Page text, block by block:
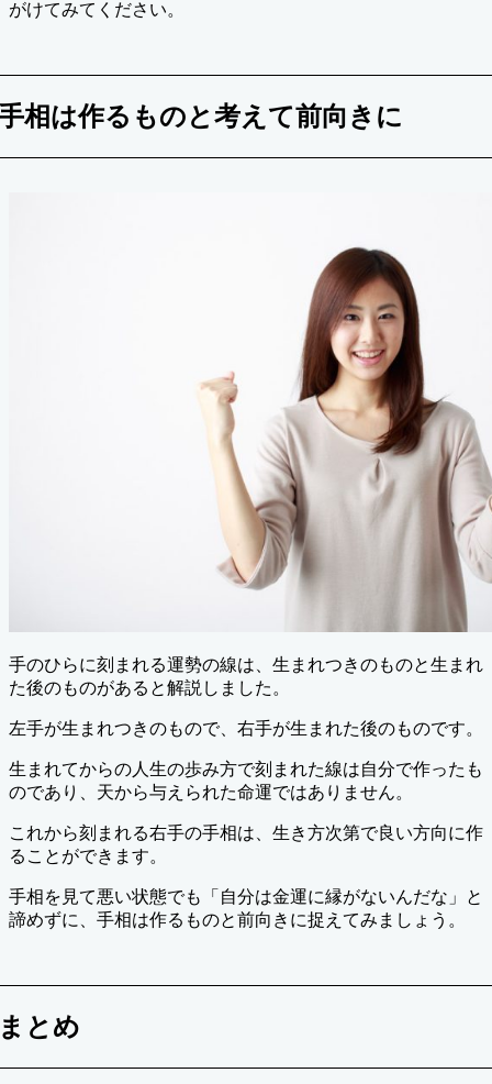
がけてみてください。
相は作るものと考えて前向きに
手のひらに刻まれる運勢の線は、生まれつきのものと生まれ
た後のものがあると解説しました。
左手が生まれつきのもので、右手が生まれた後のものです。
生まれてからの人生の歩み方で刻まれた線は自分で作ったも
のであり、天から与えられた命運ではありません。
これから刻まれる右手の手相は、生き方次第で良い方向に作
ることができます。
手相を見て悪い状態でも「自分は金運に縁がないんだな」と
諦めずに、手相は作るものと前向きに捉えてみましょう。
とめ